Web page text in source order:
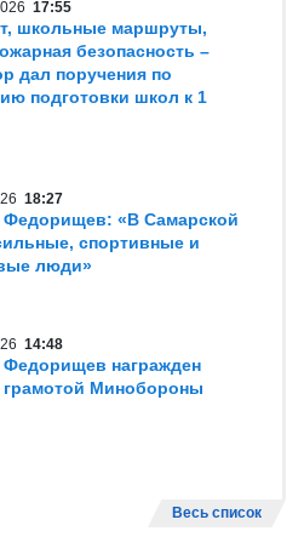
17:55
школьные маршруты,
безопасность –
дал поручения по
подготовки школ к 1
18:27
Федорищев: «В Самарской
спортивные и
люди»
14:48
Федорищев награжден
грамотой Минобороны
Весь список